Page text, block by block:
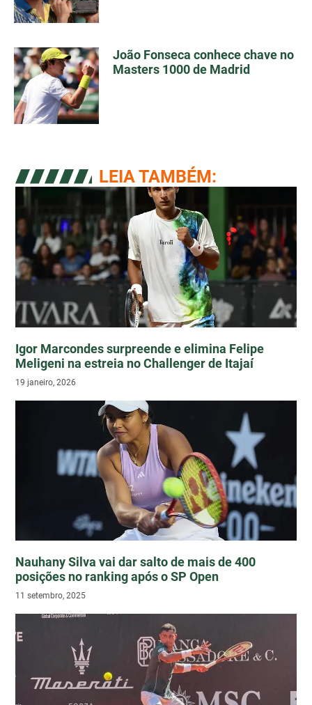
João Fonseca conhece chave no
Masters 1000 de Madrid
LEIA TAMBÉM:
Igor Marcondes surpreende e elimina Felipe
Meligeni na estreia no Challenger de Itajaí
19 janeiro, 2026
Nauhany Silva vai dar salto de mais de 400
posições no ranking após o SP Open
11 setembro, 2025